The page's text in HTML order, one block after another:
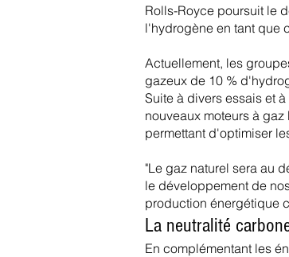
Rolls-Royce poursuit le
l'hydrogène en tant que
Actuellement, les
gazeux de 10 %
Suite à divers essais et
nouveaux moteurs à
permettant d'optimiser
"Le gaz naturel sera au
le développement de
production énergétique
La neutralité
En complémentant les